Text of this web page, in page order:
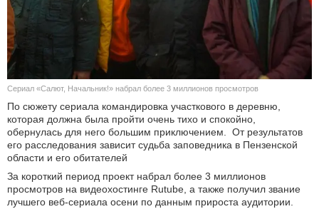
ШОУ-БИЗНЕС
АВТО И МОТО
ЭГОИЗМ
БЛОГ
Сериал «Салют, Начальник!» набрал более 3 миллионов просмотров
По сюжету сериала командировка участкового в деревню,
которая должна была пройти очень тихо и спокойно,
обернулась для него большим приключением. От результатов
его расследования зависит судьба заповедника в Пензенской
области и его обитателей
За короткий период проект набрал более 3 миллионов
просмотров на видеохостинге Rutube, а также получил звание
лучшего веб-сериала осени по данным прироста аудитории.